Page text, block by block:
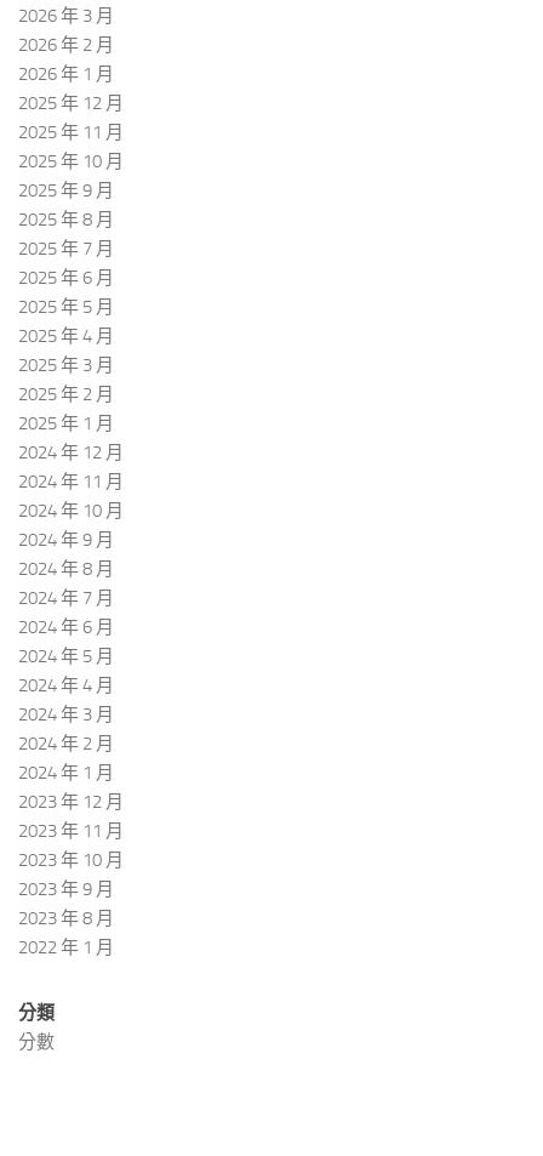
2026 年 3 月
2026 年 2 月
2026 年 1 月
2025 年 12 月
2025 年 11 月
2025 年 10 月
2025 年 9 月
2025 年 8 月
2025 年 7 月
2025 年 6 月
2025 年 5 月
2025 年 4 月
2025 年 3 月
2025 年 2 月
2025 年 1 月
2024 年 12 月
2024 年 11 月
2024 年 10 月
2024 年 9 月
2024 年 8 月
2024 年 7 月
2024 年 6 月
2024 年 5 月
2024 年 4 月
2024 年 3 月
2024 年 2 月
2024 年 1 月
2023 年 12 月
2023 年 11 月
2023 年 10 月
2023 年 9 月
2023 年 8 月
2022 年 1 月
分類
分數